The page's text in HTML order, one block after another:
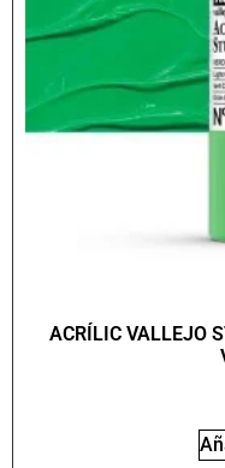
ACRÍLIC VALLEJO